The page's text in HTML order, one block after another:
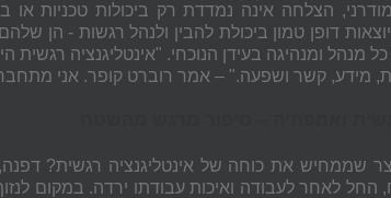
הצלחה אינה נמדדת רק ביכולות טכניות או
דופן טמון ביכולת להבין ולנהל רגשות - הן
מנהל ומנהיגה בעידן הנוכחי. "אינטליגנציה רגשית
מידע, קשר ושפעה." – אמר רוברט קופר. אני
שממחיש את כוחה של אינטליגנציה רגשית?
החל לאחר לעבודה ואיכות עבודתו ירדה. במקום